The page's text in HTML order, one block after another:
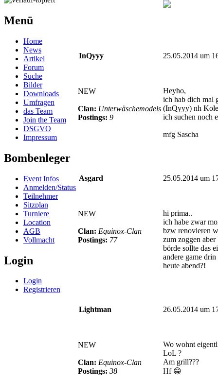
Menü
Home
News
Artikel
Forum
Suche
Bilder
Downloads
Umfragen
das Team
Join the Team
DSGVO
Impressum
Bombenleger
Event Infos
Anmelden/Status
Teilnehmer
Sitzplan
Turniere
Location
AGB
Vollmacht
Login
Login
Registrieren
InQyyy 25.05.2014 um
NEW
Clan: Unterwäschemodels
Postings: 9
Heyho,
ich hab dich mal
(InQyyy) nh
ich suchen noch
mfg Sascha
Asgard 25.05.2014 um
NEW
Clan: Equinox-Clan
Postings: 77
hi prima..
ich habe zwar
bzw renovieren
zum zoggen aber
börde sollte das
andere game
heute abend?!
Lightman 26.05.2014 um
NEW
Clan: Equinox-Clan
Postings: 38
Wo wohnt
LoL ?
Am grill???
Hf 😁